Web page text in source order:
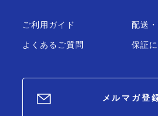
ご利用ガイド
よくあるご質問
配送
保証
メルマガ登